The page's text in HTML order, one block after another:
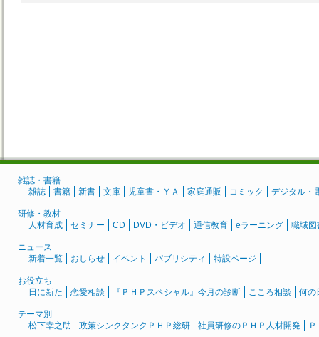
雑誌・書籍
雑誌
書籍 新書 文庫 児童書・ＹＡ 家庭通販 コミック デジタル・
研修・教材
人材育成
セミナー CD DVD・ビデオ 通信教育 eラーニング 職域図
ニュース
新着一覧
おしらせ イベント パブリシティ 特設ページ
お役立ち
日に新た
恋愛相談 『ＰＨＰスペシャル』今月の診断 こころ相談 何の
テーマ別
松下幸之助
政策シンクタンクＰＨＰ総研 社員研修のＰＨＰ人材開発